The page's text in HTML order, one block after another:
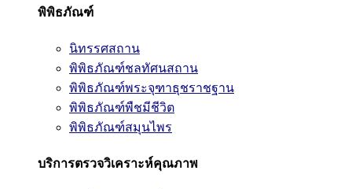
พิพิธภัณฑ์
นิทรรศสถาน
พิพิธภัณฑ์ชลทัศนสถาน
พิพิธภัณฑ์พระจุฑาธุชราชฐาน
พิพิธภัณฑ์พืชมีชีวิต
พิพิธภัณฑ์สมุนไพร
บริการตรวจวิเคราะห์คุณภาพ